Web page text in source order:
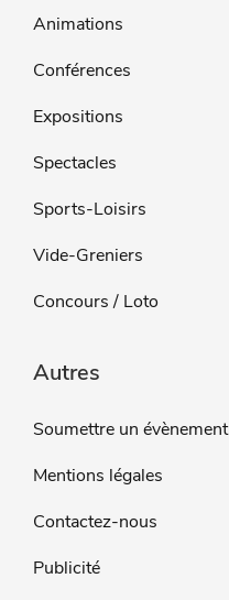
Animations
Conférences
Expositions
Spectacles
Sports-Loisirs
Vide-Greniers
Concours / Loto
Autres
Soumettre un évènement
Mentions légales
Contactez-nous
Publicité